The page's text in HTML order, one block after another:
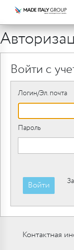
Войти с
Логин/Эл. почта
Пароль
Войти
Контактная